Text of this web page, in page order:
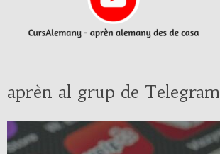
aprèn al grup de Telegram